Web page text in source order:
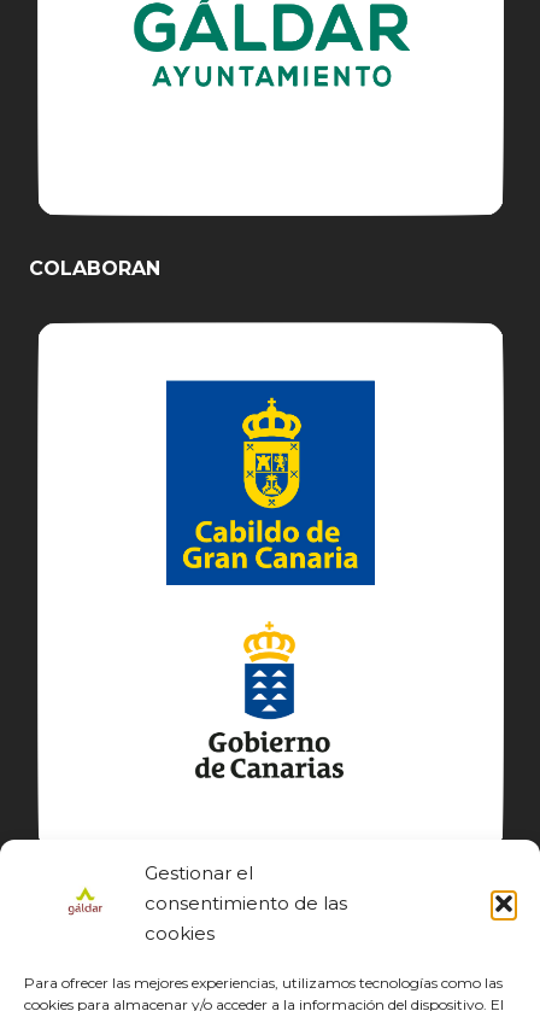
Gestionar el
consentimiento de las
cookies
Para ofrecer las mejores experiencias, utilizamos tecnologías como las
cookies para almacenar y/o acceder a la información del dispositivo. El
COLABORAN